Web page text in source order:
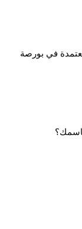
في بورصة